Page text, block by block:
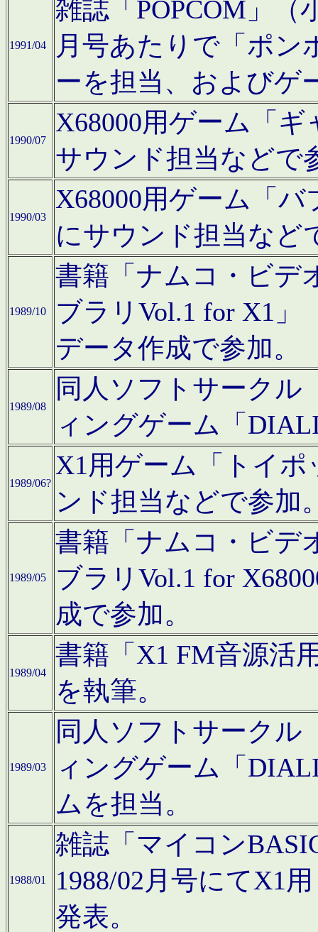
1991/04
雑誌「POPCOM」（
月号あたりで「ポン
ーを担当、およびゲ
1990/07
X68000用ゲーム「
サウンド担当などで
1990/03
X68000用ゲーム「
にサウンド担当など
1989/10
書籍「ナムコ・ビデ
ブラリVol.1 for X1」
データ作成で参加。
1989/08
同人ソフトサークル
ィングゲーム「
1989/06?
X1用ゲーム「トイ
ンド担当などで参加
1989/05
書籍「ナムコ・ビデ
ブラリVol.1 for
成で参加。
1989/04
書籍「X1 FM音源活
を執筆。
1989/03
同人ソフトサークル
ィングゲーム「
ムを担当。
1988/01
雑誌「マイコン
1988/02月号にてX1
発表。